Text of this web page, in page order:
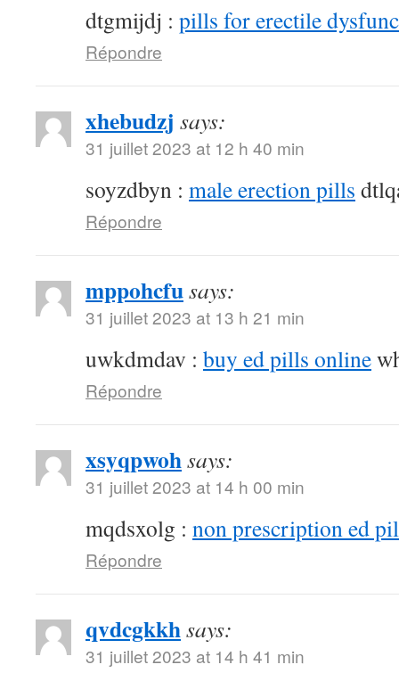
dtgmijdj : pills for erectile
Répondre
xhebudzj says:
31 juillet 2023 at 12 h 40 min
soyzdbyn : male erection pills
Répondre
mppohcfusays:
31 juillet 2023 at 13 h 21 min
uwkdmdav : buy ed pills online
Répondre
xsyqpwohsays:
31 juillet 2023 at 14 h 00 min
mqdsxolg : non prescription ed
Répondre
qvdcgkkhsays:
31 juillet 2023 at 14 h 41 min